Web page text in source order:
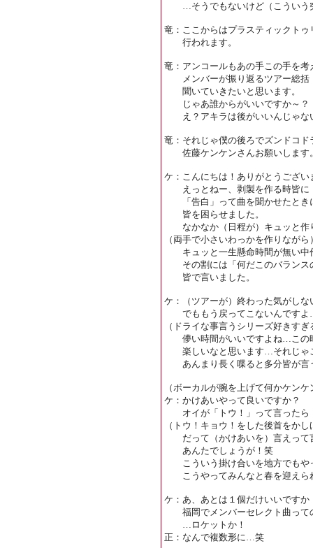
…そうでもないけど（こういう
竜：ここからはプラスティックト
行われます。
竜：アンコールもあの手この手を考
メンバーが振り返るツアー総括
聞いていきたいと思います。
じゃあ誰からがいいですか～？
え？アキラは後がいいんじゃな
竜：それじゃ僕の後ろでズンドコド
佐藤ケンケンさんお願いします
ケ：こんにちは！ありがとうござ
えっとねー、剥製を作る時皆に
「告白」って曲を聞かせたとき
皆を困らせました。
なかなか（日程が）キュッと作
（両手で小さいわっかを作りながら
キュッと一生懸命時間が無い中
その割には「何だこのバランス
皆で言いました。
ケ：（ツアーが）終わった気がしな
でももう戻ってこないんですよ
（ドライな事言うシリーズ好きす
儚い時間がいいですよね…この
楽しいなと思います…それじゃ
あんまり長く喋ると多分皆が言
（ボーカルが腕を上げて何かケン
ケ：かけあいやって良いですか？
オイが「トウ！」って言ったら
（トウ！キョウ！をした後首をか
だって（かけあいを）言えって
あんたでしょうが！笑
こういう掛け合いを地方でもや
こうやってみんなと春を迎えら
ケ：あ、あとは１個だけいいですか
福岡でメンバーセレクト曲って
…ロケットか！
正：なんで複数形に…笑